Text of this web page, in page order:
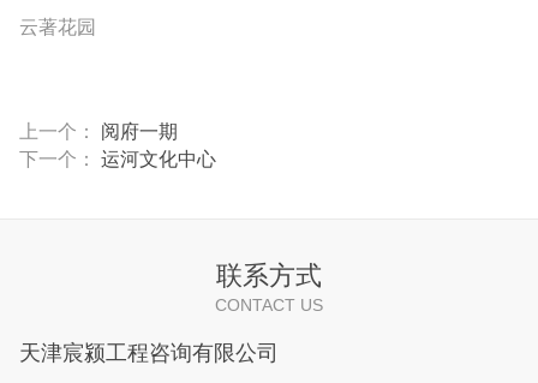
云著花园
上一个： 阅府一期
下一个： 运河文化中心
联系方式
CONTACT US
天津宸颍工程咨询有限公司